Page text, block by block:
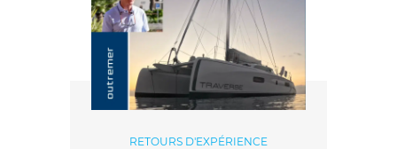
RETOURS D'EXPÉRIENCE